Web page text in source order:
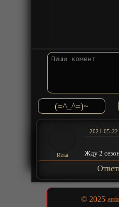
(=^_^=)~
Илья
2021-05-22
Жду 2
© 2025